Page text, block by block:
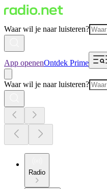
Waar wil je naar luisteren?
App openenOntdek Prime
Waar wil je naar luisteren?
Radio